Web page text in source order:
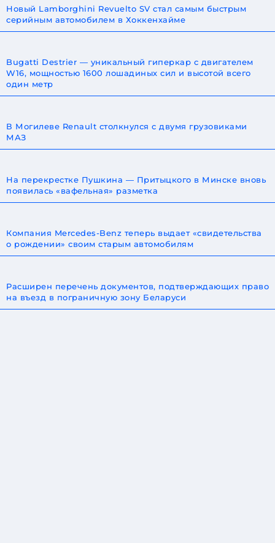
Новый Lamborghini Revuelto SV стал самым быстрым
серийным автомобилем в Хоккенхайме
Bugatti Destrier — уникальный гиперкар с двигателем
W16, мощностью 1600 лошадиных сил и высотой всего
один метр
В Могилеве Renault столкнулся с двумя грузовиками
МАЗ
На перекрестке Пушкина — Притыцкого в Минске вновь
появилась «вафельная» разметка
Компания Mercedes-Benz теперь выдает «свидетельства
о рождении» своим старым автомобилям
Расширен перечень документов, подтверждающих право
на въезд в пограничную зону Беларуси